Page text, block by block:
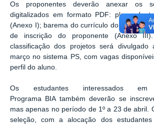
Os proponentes deverão anexar os
digitalizados em formato PDF: plano de
(Anexo I); barema do currículo do
de inscrição do proponente (Anexo
classificação dos projetos será
março no sistema PS, com vagas
perfil do aluno.
Os estudantes interessados
Programa BIA também deverão se
mas apenas no período de 1º a 23 de abril.
seleção, com a alocação dos